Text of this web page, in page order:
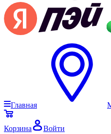
Главная
Корзина Войти